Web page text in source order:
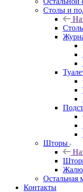
Столы и
Шторы
Остальная
Контакты